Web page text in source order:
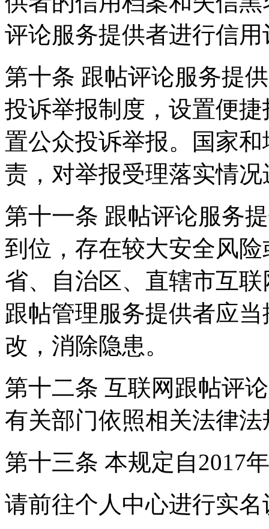
评论服务提供者进行信用
第十条 跟帖评论服务提
投诉举报制度，设置便
置公众投诉举报。国家
责，对举报受理落实情
第十一条 跟帖评论服务
到位，存在较大安全风
省、自治区、直辖市互
跟帖管理服务提供者应
改，消除隐患。
第十二条 互联网跟帖评
有关部门依照相关法律
第十三条 本规定自2017
请前往个人中心进行实名